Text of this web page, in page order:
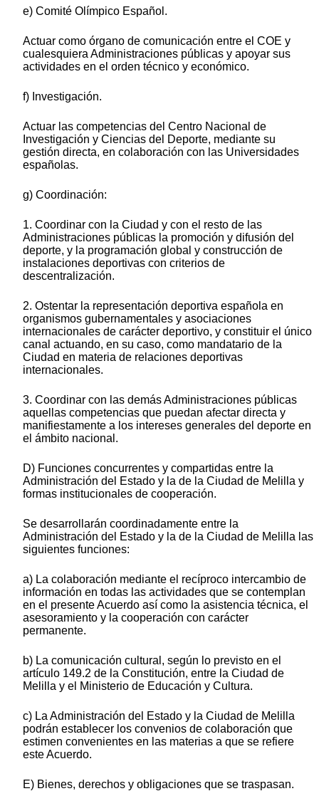
e) Comité Olímpico Español.
Actuar como órgano de comunicación entre el COE y
cualesquiera Administraciones públicas y apoyar sus
actividades en el orden técnico y económico.
f) Investigación.
Actuar las competencias del Centro Nacional de
Investigación y Ciencias del Deporte, mediante su
gestión directa, en colaboración con las Universidades
españolas.
g) Coordinación:
1. Coordinar con la Ciudad y con el resto de las
Administraciones públicas la promoción y difusión del
deporte, y la programación global y construcción de
instalaciones deportivas con criterios de
descentralización.
2. Ostentar la representación deportiva española en
organismos gubernamentales y asociaciones
internacionales de carácter deportivo, y constituir el único
canal actuando, en su caso, como mandatario de la
Ciudad en materia de relaciones deportivas
internacionales.
3. Coordinar con las demás Administraciones públicas
aquellas competencias que puedan afectar directa y
manifiestamente a los intereses generales del deporte en
el ámbito nacional.
D) Funciones concurrentes y compartidas entre la
Administración del Estado y la de la Ciudad de Melilla y
formas institucionales de cooperación.
Se desarrollarán coordinadamente entre la
Administración del Estado y la de la Ciudad de Melilla las
siguientes funciones:
a) La colaboración mediante el recíproco intercambio de
información en todas las actividades que se contemplan
en el presente Acuerdo así como la asistencia técnica, el
asesoramiento y la cooperación con carácter
permanente.
b) La comunicación cultural, según lo previsto en el
artículo 149.2 de la Constitución, entre la Ciudad de
Melilla y el Ministerio de Educación y Cultura.
c) La Administración del Estado y la Ciudad de Melilla
podrán establecer los convenios de colaboración que
estimen convenientes en las materias a que se refiere
este Acuerdo.
E) Bienes, derechos y obligaciones que se traspasan.